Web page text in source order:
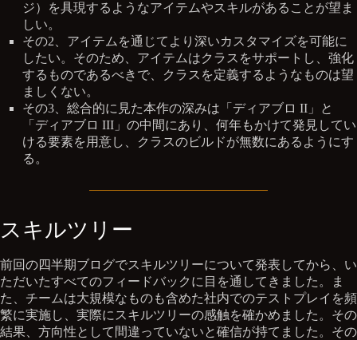
ジ）を具現するようなアイテムやスキルがあることが望ま
しい。
その2、アイテムを通じてより深いカスタマイズを可能に
したい。そのため、アイテムはクラスをサポートし、強化
するものであるべきで、クラスを定義するようなものは望
ましくない。
その3、総合的に見た本作の深みは「ディアブロ II」と
「ディアブロ III」の中間にあり、何年もかけて発見してい
ける要素を用意し、クラスのビルドが無数にあるようにす
る。
スキルツリー
前回の四半期ブログでスキルツリーについて発表してから、い
ただいたすべてのフィードバックに目を通してきました。ま
た、チームは大規模なものも含めた社内でのテストプレイを頻
繁に実施し、実際にスキルツリーの感触を確かめました。その
結果、方向性として間違っていないと確信が持てました。その